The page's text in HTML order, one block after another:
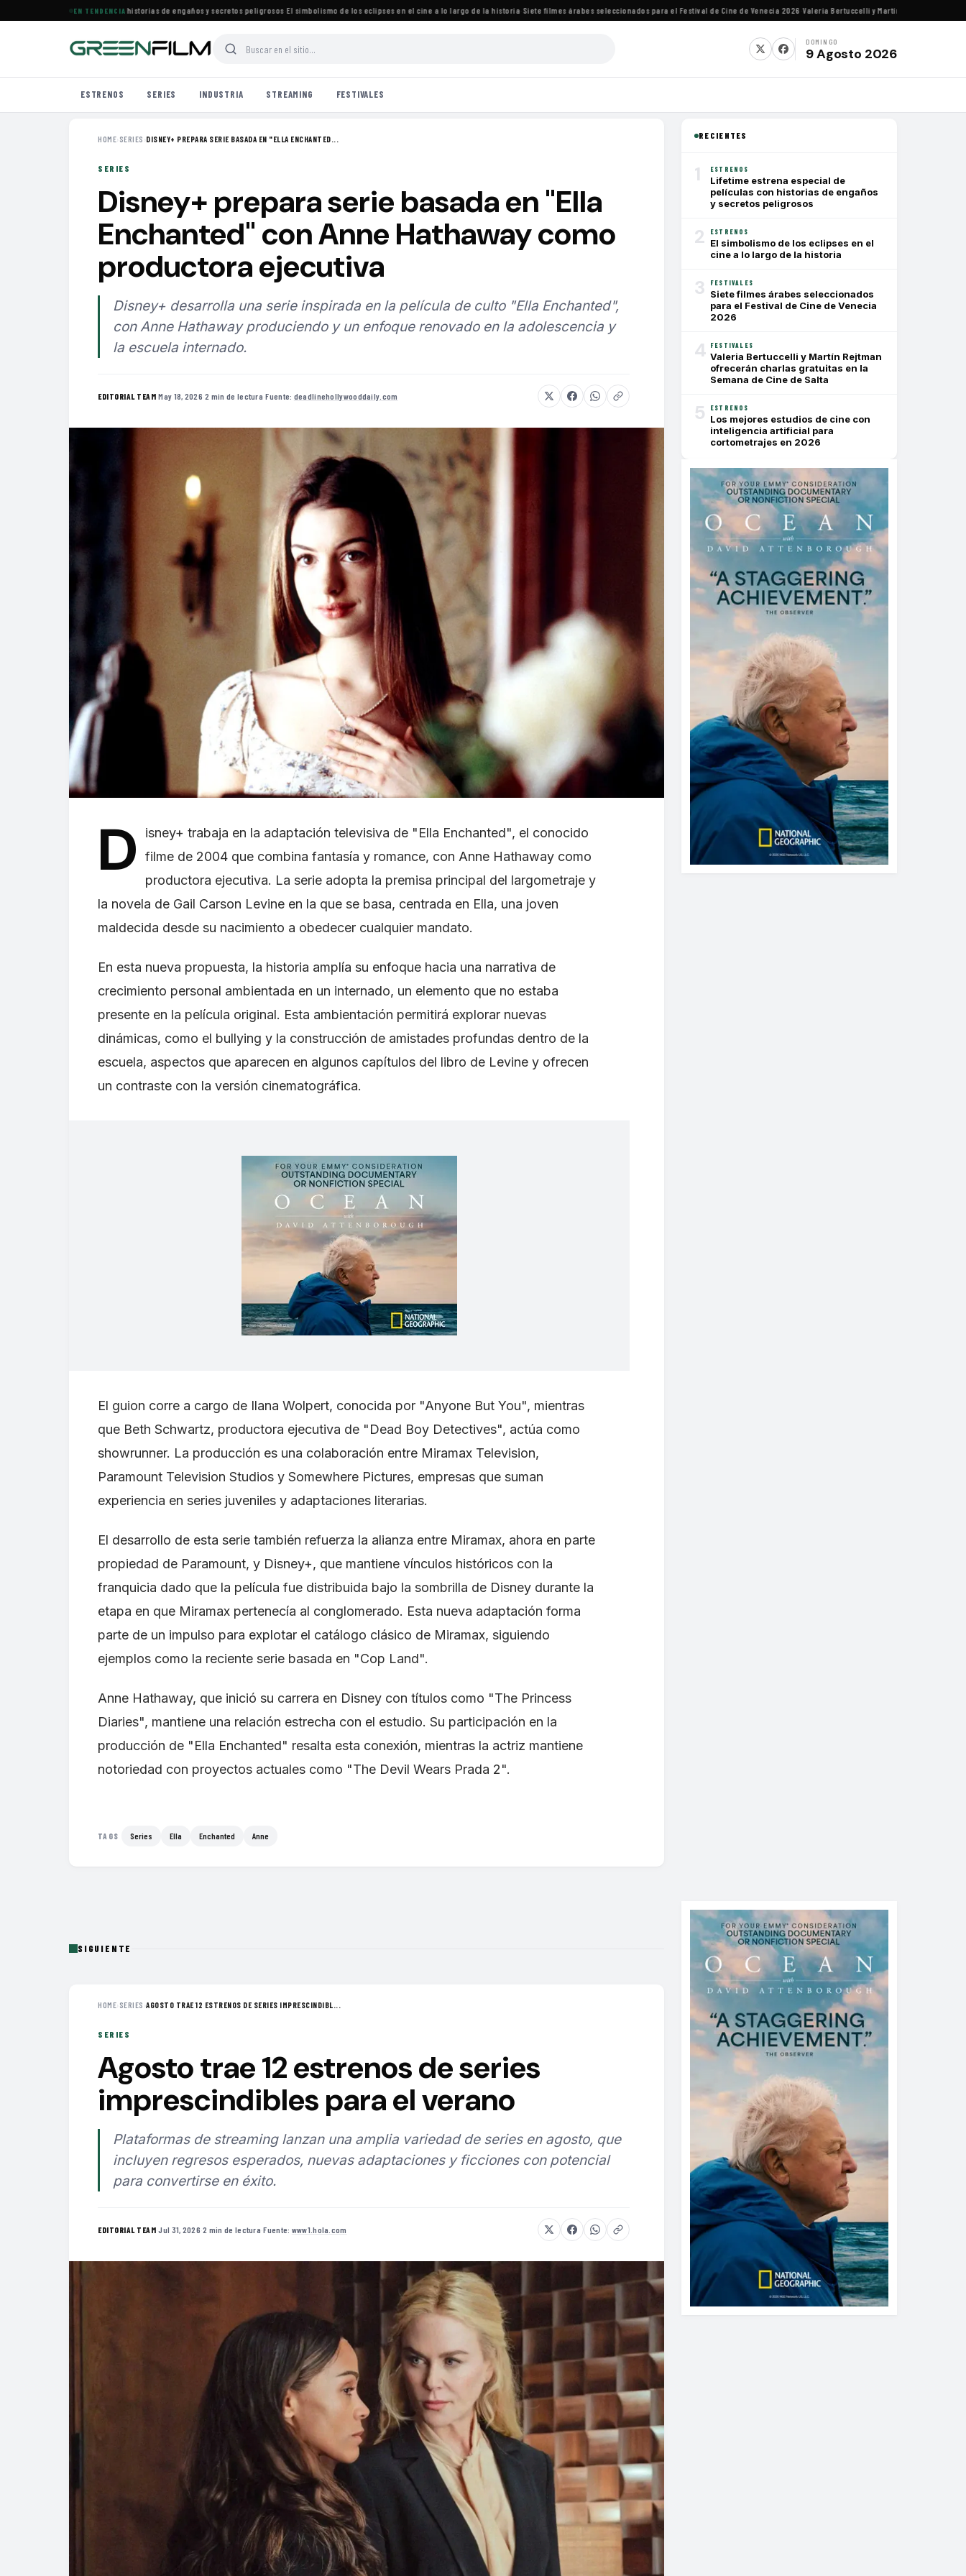
EN TENDENCIA
especial de películas con historias de engaños y secretos peligrosos·El simbolismo de los eclipses en el cine a lo largo de la historia·Siete filmes árabes seleccionados para el Festival de Cine de Venecia 2026·Valeria Bertuccelli y Martín Rejtman ofrecerán
DOMINGO
9 Agosto 2026
ESTRENOS SERIES INDUSTRIA STREAMING FESTIVALES
HOME› SERIES ›DISNEY+ PREPARA SERIE BASADA EN "ELLA ENCHANTED...
SERIES
Disney+ prepara serie basada en "Ella
Enchanted" con Anne Hathaway como
productora ejecutiva
Disney+ desarrolla una serie inspirada en la película de culto "Ella Enchanted",
con Anne Hathaway produciendo y un enfoque renovado en la adolescencia y
la escuela internado.
EDITORIAL TEAM·May 18, 2026·2 min de lectura·Fuente: deadlinehollywooddaily.com
D
isney+ trabaja en la adaptación televisiva de "Ella Enchanted", el conocido
filme de 2004 que combina fantasía y romance, con Anne Hathaway como
productora ejecutiva. La serie adopta la premisa principal del largometraje y
la novela de Gail Carson Levine en la que se basa, centrada en Ella, una joven
maldecida desde su nacimiento a obedecer cualquier mandato.
En esta nueva propuesta, la historia amplía su enfoque hacia una narrativa de
crecimiento personal ambientada en un internado, un elemento que no estaba
presente en la película original. Esta ambientación permitirá explorar nuevas
dinámicas, como el bullying y la construcción de amistades profundas dentro de la
escuela, aspectos que aparecen en algunos capítulos del libro de Levine y ofrecen
un contraste con la versión cinematográfica.
El guion corre a cargo de Ilana Wolpert, conocida por "Anyone But You", mientras
que Beth Schwartz, productora ejecutiva de "Dead Boy Detectives", actúa como
showrunner. La producción es una colaboración entre Miramax Television,
Paramount Television Studios y Somewhere Pictures, empresas que suman
experiencia en series juveniles y adaptaciones literarias.
El desarrollo de esta serie también refuerza la alianza entre Miramax, ahora en parte
propiedad de Paramount, y Disney+, que mantiene vínculos históricos con la
franquicia dado que la película fue distribuida bajo la sombrilla de Disney durante la
etapa en que Miramax pertenecía al conglomerado. Esta nueva adaptación forma
parte de un impulso para explotar el catálogo clásico de Miramax, siguiendo
ejemplos como la reciente serie basada en "Cop Land".
Anne Hathaway, que inició su carrera en Disney con títulos como "The Princess
Diaries", mantiene una relación estrecha con el estudio. Su participación en la
producción de "Ella Enchanted" resalta esta conexión, mientras la actriz mantiene
notoriedad con proyectos actuales como "The Devil Wears Prada 2".
TAGS Series Ella Enchanted Anne
RECIENTES
1 ESTRENOS
Lifetime estrena especial de
películas con historias de engaños
y secretos peligrosos
2 ESTRENOS
El simbolismo de los eclipses en el
cine a lo largo de la historia
3 FESTIVALES
Siete filmes árabes seleccionados
para el Festival de Cine de Venecia
2026
4 FESTIVALES
Valeria Bertuccelli y Martín Rejtman
ofrecerán charlas gratuitas en la
Semana de Cine de Salta
5 ESTRENOS
Los mejores estudios de cine con
inteligencia artificial para
cortometrajes en 2026
SIGUIENTE
HOME› SERIES ›AGOSTO TRAE 12 ESTRENOS DE SERIES IMPRESCINDIBL...
SERIES
Agosto trae 12 estrenos de series
imprescindibles para el verano
Plataformas de streaming lanzan una amplia variedad de series en agosto, que
incluyen regresos esperados, nuevas adaptaciones y ficciones con potencial
para convertirse en éxito.
EDITORIAL TEAM·Jul 31, 2026·2 min de lectura·Fuente: www1.hola.com